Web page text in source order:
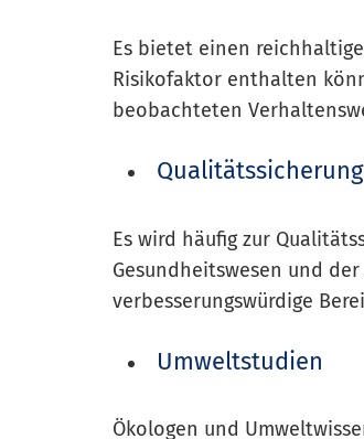
Es bietet einen
Risikofaktor enthalten
beobachteten
Qualitätssicherung
Es wird häufig zur
Gesundheitswesen und
verbesserungswürdige
Umweltstudien
Ökologen und